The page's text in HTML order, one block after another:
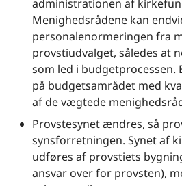
administrationen af
Menighedsrådene kan
personalenormeringen fra
provstiudvalget, således at
som led i
på budgetsamrådet med
af de vægtede
Provstesynet ændres, så
synsforretningen. Synet af
udføres af provstiets
ansvar over for provsten),